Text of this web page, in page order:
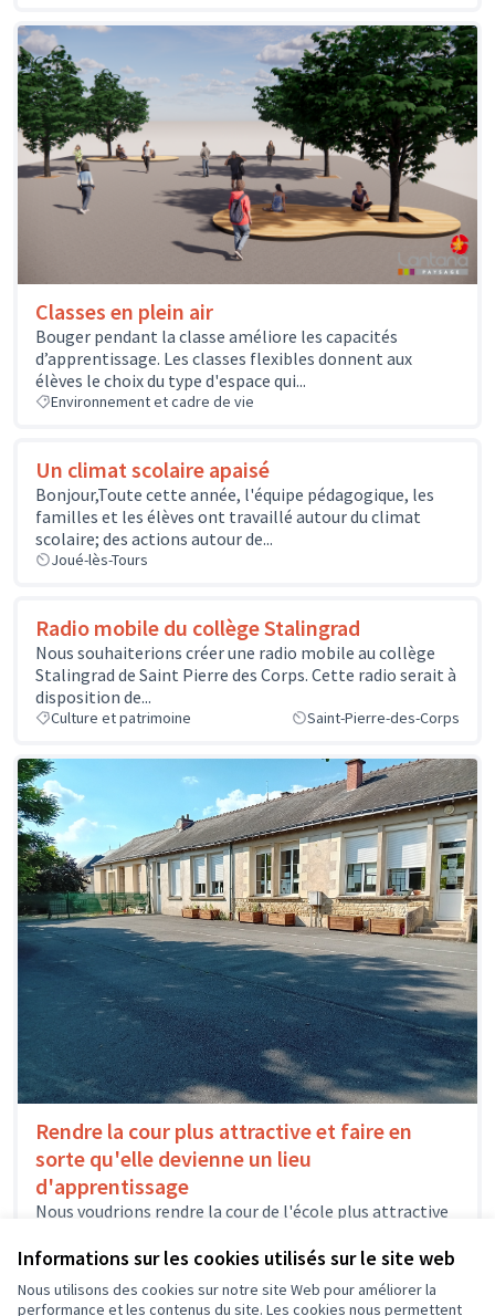
Informations sur les cookies utilisés sur le site web
Nous utilisons des cookies sur notre site Web pour améliorer la
performance et les contenus du site. Les cookies nous permettent
Classes en plein air
Bouger pendant la classe améliore les capacités
d’apprentissage. Les classes flexibles donnent aux
élèves le choix du type d'espace qui...
Environnement et cadre de vie
Un climat scolaire apaisé
Bonjour,Toute cette année, l'équipe pédagogique, les
familles et les élèves ont travaillé autour du climat
scolaire; des actions autour de...
Joué-lès-Tours
Radio mobile du collège Stalingrad
Nous souhaiterions créer une radio mobile au collège
Stalingrad de Saint Pierre des Corps. Cette radio serait à
disposition de...
Culture et patrimoine Saint-Pierre-des-Corps
Rendre la cour plus attractive et faire en
sorte qu'elle devienne un lieu
d'apprentissage
Nous voudrions rendre la cour de l'école plus attractive
d'apprentissage pour développer...